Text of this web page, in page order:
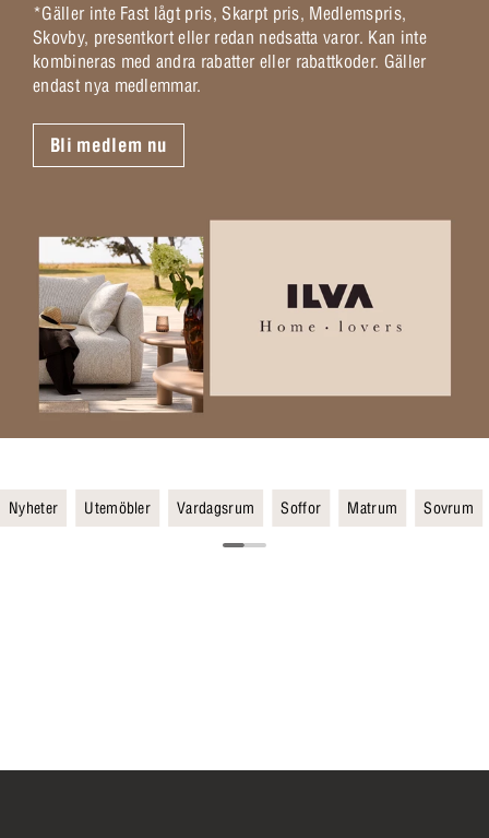
*Gäller inte Fast lågt pris, Skarpt pris, Medlemspris,
Skovby, presentkort eller redan nedsatta varor. Kan inte
kombineras med andra rabatter eller rabattkoder. Gäller
endast nya medlemmar.
Bli medlem nu
Nyheter Utemöbler Vardagsrum Soffor Matrum Sovrum